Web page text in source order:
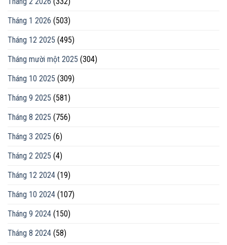
Tháng 1 2026 (503)
Tháng 12 2025 (495)
Tháng mười một 2025 (304)
Tháng 10 2025 (309)
Tháng 9 2025 (581)
Tháng 8 2025 (756)
Tháng 3 2025 (6)
Tháng 2 2025 (4)
Tháng 12 2024 (19)
Tháng 10 2024 (107)
Tháng 9 2024 (150)
Tháng 8 2024 (58)